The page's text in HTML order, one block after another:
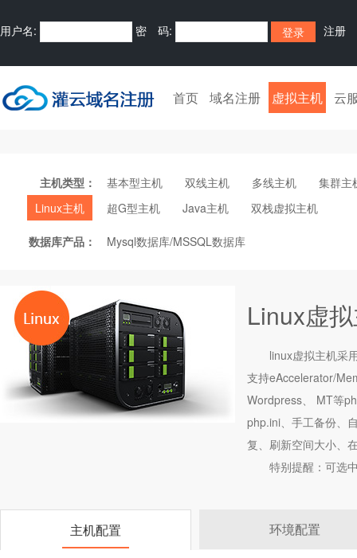
用户名: 密 码: 注册
首页 域名注册 虚拟主机 云
主机类型： 基本型主机 双线主机 多线主机
集群主
Linux主机
超G型主机 Java主机 双栈虚拟主机
数据库产品： Mysql数据库/MSSQL数据库
Linux虚
linux虚拟主机采
支持eAccelerator/
Wordpress、 MT等
php.ini、手工备份、
复、刷新空间大小、
特别提醒：可选
主机配置 环境配置